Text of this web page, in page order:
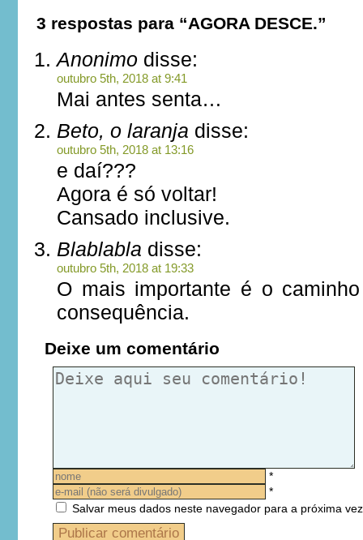
3 respostas para “AGORA DESCE.”
Anonimo disse:
outubro 5th, 2018 at 9:41
Mai antes senta…
Beto, o laranja disse:
outubro 5th, 2018 at 13:16
e daí???
Agora é só voltar!
Cansado inclusive.
Blablabla disse:
outubro 5th, 2018 at 19:33
O mais importante é o
consequência.
Deixe um comentário
*
*
Salvar meus dados neste navegador para a próxima